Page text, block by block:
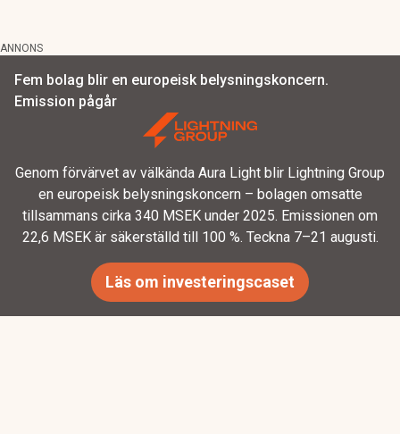
ANNONS
Fem bolag blir en europeisk belysningskoncern.
Emission pågår
Genom förvärvet av välkända Aura Light blir Lightning Group
en europeisk belysningskoncern – bolagen omsatte
tillsammans cirka 340 MSEK under 2025. Emissionen om
22,6 MSEK är säkerställd till 100 %. Teckna 7–21 augusti.
Läs om investeringscaset